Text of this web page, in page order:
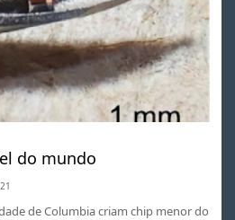
do mundo
de Columbia criam chip menor do